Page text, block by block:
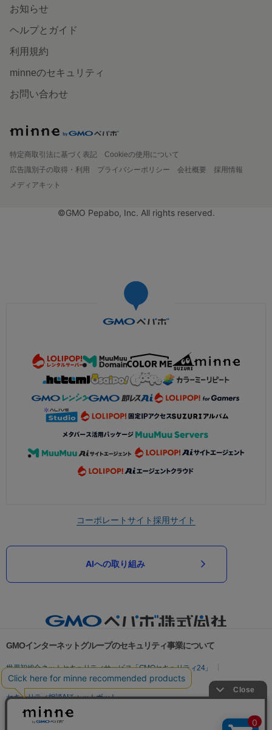
お知らせ
ヘルプとガイド
利用規約
minneのセキュリティ
お問い合わせ
特定商取引法に基づく表記
Cookieの使用について
広告識別子の取得・利用
プライバシーポリシー 会社概要
採用情報
メディアキット
©GMO Pepabo, Inc. All rights reserved.
コーポレートサイト採用サイト
AIへの取り組み
GMOインターネットグループのセキュリティ事業について
世界初総合ネットセキュリティサービス「GMOセキュリティ24」
パスワード漏洩診断
Webサイトリスク診断
セキュリティ相談AIチャットボット
実在証明・盗聴対策